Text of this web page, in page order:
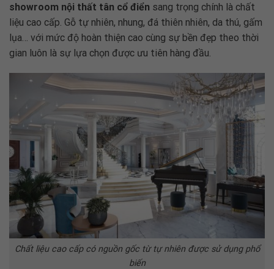
showroom nội thất tân cổ điển sang trọng chính là chất
liệu cao cấp. Gỗ tự nhiên, nhung, đá thiên nhiên, da thú, gấm
lụa… với mức độ hoàn thiện cao cùng sự bền đẹp theo thời
gian luôn là sự lựa chọn được ưu tiên hàng đầu.
Chất liệu cao cấp có nguồn gốc từ tự nhiên được sử dụng phổ
biến